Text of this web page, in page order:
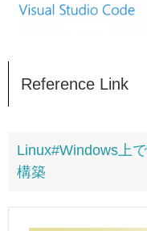
Reference Link
Linux#Windows上
構築